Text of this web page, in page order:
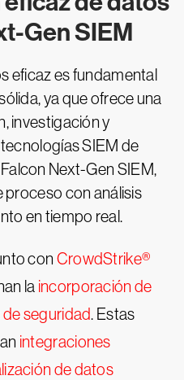
Gen SIEM
eficaz es fundamental
ya que ofrece una
investigación y
SIEM de
Next-Gen SIEM,
proceso con análisis
en tiempo real.
con CrowdStrike®
la incorporación de
seguridad. Estas
integraciones
de datos